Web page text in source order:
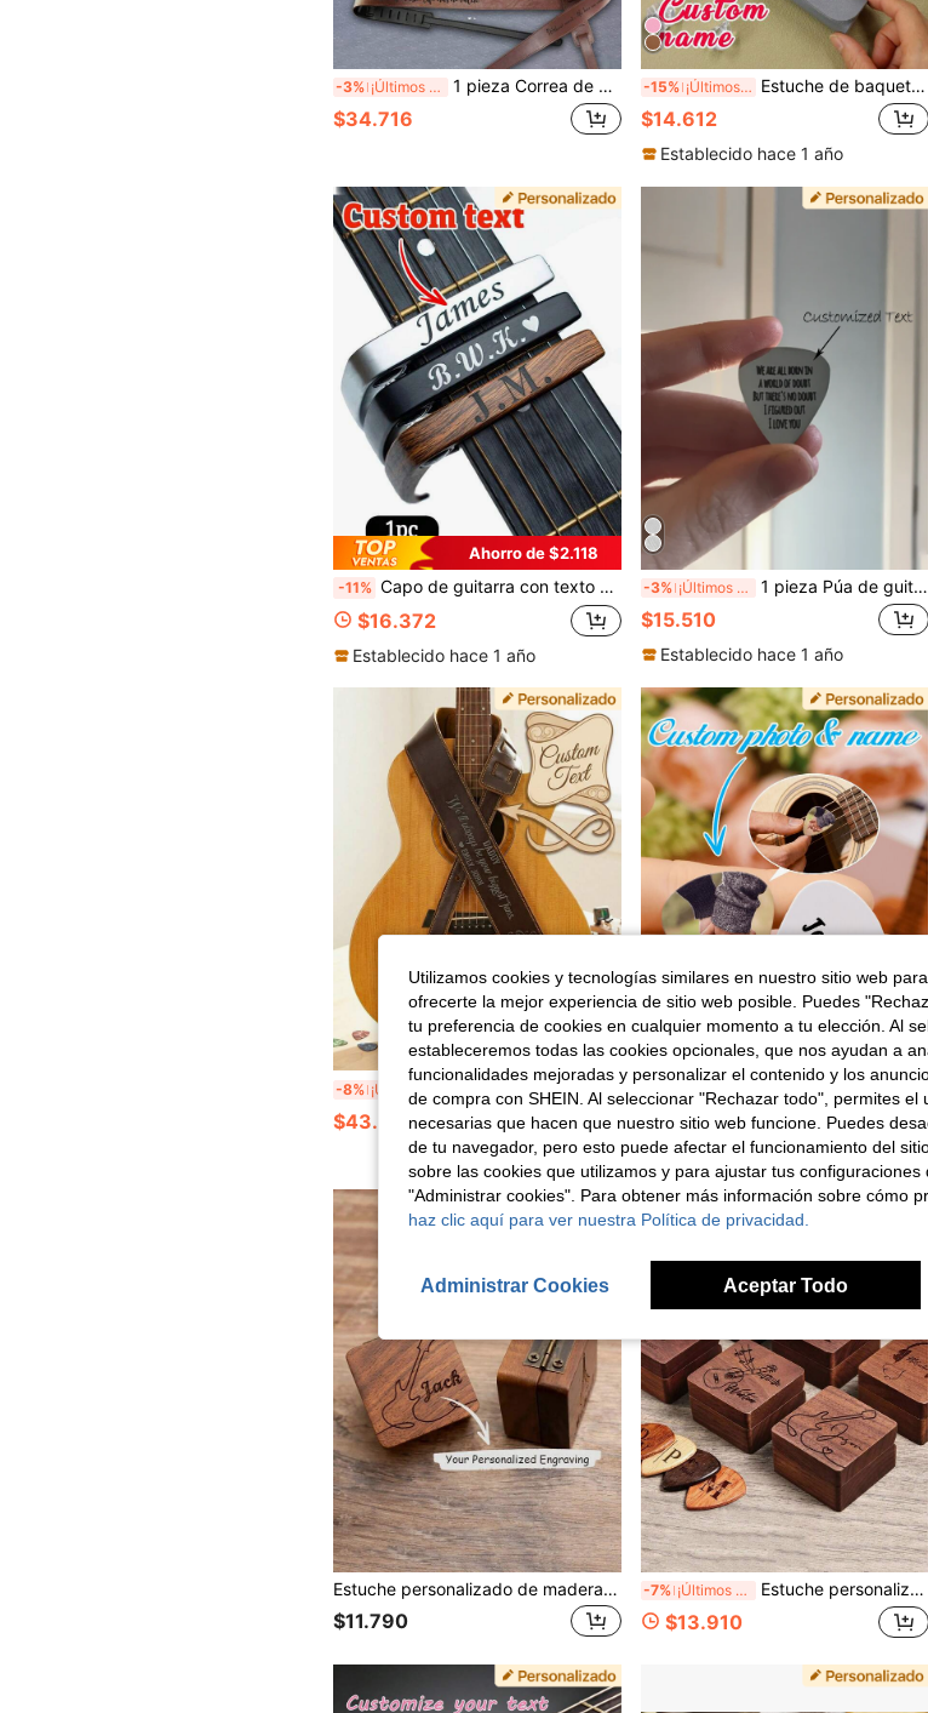
-3% ¡Últimos 3 días 1 pieza Correa de guitarra personalizada con nombre, Correa de guitarra ajustable, Adecuada para guitarra, ukelele y bajo. Es una opción ideal para guitarristas, perfecta para el almacenamiento de instrumentos, regalos para amantes de la música, accesorios de guitarra personalizados y regalos.
$34.716
-15% ¡Últimos 3 días Estuche de baquetas de piel de PU con nombre personalizado, accesorio de músico personalizado, bolsa de almacenamiento de baquetas personalizable, regalo personalizable para bateristas, Día de San Valentín, accesorio de banda elegante, regalo pensativo para cumpleaños, actuaciones, ocasiones especiales
$14.612
Establecido hace 1 año
Ahorro de $2.118
-11% Capo de guitarra con texto personalizado, Capo de guitarra de metal personalizado con grano de madera, Capo de guitarra eléctrica para guitarra acústica, Regalo de cumpleaños, Ukulele, Regalo del Día del Padre, Regalos para novio, Aniversario, Regalos para esposo
$16.372
Establecido hace 1 año
-3% ¡Últimos 3 días 1 pieza Púa de guitarra personalizada de acero inoxidable con gráfico de guitarra, regalo para novio/novia, Día de San Valentín, vuelta al colegio
$15.510
Establecido hace 1 año
-8% 1 pieza Correa de guitarra de cuero PU personalizada y grabada, correa de guitarra vintage ajustable con texto personalizado, forro suave apto para guitarras acústicas y eléctricas, regalo para guitarrista papá músico Día del Padre cumpleaños accesorio musical personalizado
$43.507
-17% LICVIC Púas de guitarra personalizadas, accesorios de guitarra con foto y texto personalizados, púas de guitarra personalizables, regalos de guitarra, el regalo perfecto para amantes de la música, púas de guitarra lindas, púa de bajo personalizable con imagen, Día de San Valentín, regalos de cumpleaños, para padre, madre, familia, amigos, pareja, regalos únicos
$7.273
Establecido hace 1 año
Estuche personalizado de madera para púas de guitarra, portapúas personalizado, caja para púas de guitarra, regalo para el guitarrista, Día del Padre, regalos de Navidad (sin púa de guitarra) Multifuncional, grabado exquisito, elegante, de moda, vintage, diseño único y sobrio
$11.790
-7% ¡Últimos 2 días Estuche personalizado de madera para púas de guitarra, portapúas personalizado, caja de púas, regalo para amantes de la guitarra, Día del Padre, regalos de Navidad (sin púas de guitarra) Multifuncional, grabado exquisito, elegante, de moda, vintage, único y personalizado, kits de arte y artesanía, hallazgos de tesoros, moda de invierno, regalo de Navidad, regalos ideales para él, ella, amigos, niños, juguetes y juegos, decora tu hogar, regalo único
$13.910
Utilizamos cookies y tecnologías similares en nuestro sitio web
ofrecerte la mejor experiencia de sitio web posible. Puedes
tu preferencia de cookies en cualquier momento a tu elección. Al
estableceremos todas las cookies opcionales, que nos ayudan a
funcionalidades mejoradas y personalizar el contenido y los
de compra con SHEIN. Al seleccionar "Rechazar todo", permites el
necesarias que hacen que nuestro sitio web funcione. Puedes
de tu navegador, pero esto puede afectar el funcionamiento del
sobre las cookies que utilizamos y para ajustar tus
"Administrar cookies". Para obtener más información sobre cómo
haz clic aquí para ver nuestra Política de privacidad.
Administrar Cookies Aceptar Todo